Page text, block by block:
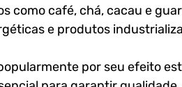
como café, chá, cacau e
e produtos
por seu efeito